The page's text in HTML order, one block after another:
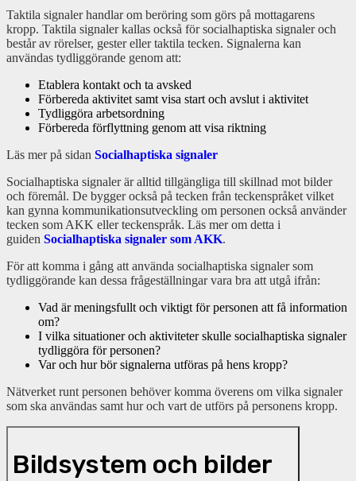
Taktila signaler handlar om beröring som görs på mottagarens
kropp. Taktila signaler kallas också för socialhaptiska signaler och
består av rörelser, gester eller taktila tecken. Signalerna kan
användas tydliggörande genom att:
Etablera kontakt och ta avsked
Förbereda aktivitet samt visa start och avslut i aktivitet
Tydliggöra arbetsordning
Förbereda förflyttning genom att visa riktning
Läs mer på sidan Socialhaptiska signaler
Socialhaptiska signaler är alltid tillgängliga till skillnad mot bilder
och föremål. De bygger också på tecken från teckenspråket vilket
kan gynna kommunikationsutveckling om personen också använder
tecken som AKK eller teckenspråk. Läs mer om detta i
guiden Socialhaptiska signaler som AKK.
För att komma i gång att använda socialhaptiska signaler som
tydliggörande kan dessa frågeställningar vara bra att utgå ifrån:
Vad är meningsfullt och viktigt för personen att få information
om?
I vilka situationer och aktiviteter skulle socialhaptiska signaler
tydliggöra för personen?
Var och hur bör signalerna utföras på hens kropp?
Nätverket runt personen behöver komma överens om vilka signaler
som ska användas samt hur och vart de utförs på personens kropp.
Bildsystem och bilder